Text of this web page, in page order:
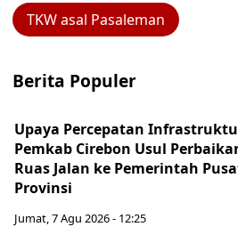
TKW asal Pasaleman
Berita Populer
Upaya Percepatan
Pemkab Cirebon Usul
Ruas Jalan ke Pemerintah
Provinsi
Jumat, 7 Agu 2026 - 12:25